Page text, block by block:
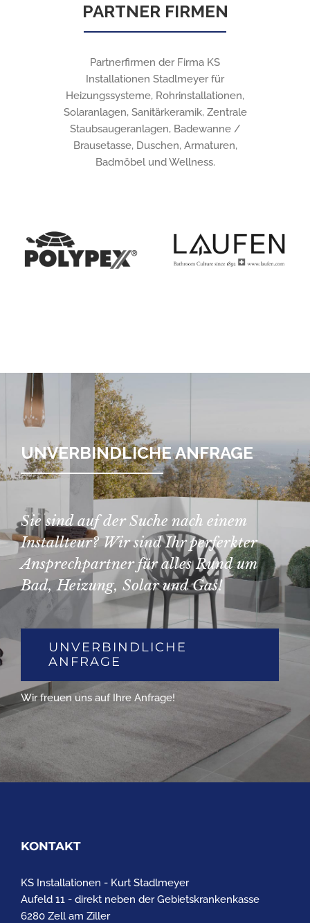
PARTNER FIRMEN
Partnerfirmen der Firma KS
Installationen Stadlmeyer für
Heizungssysteme, Rohrinstallationen,
Solaranlagen, Sanitärkeramik, Zentrale
Staubsaugeranlagen, Badewanne /
Brausetasse, Duschen, Armaturen,
Badmöbel und Wellness.
UNVERBINDLICHE ANFRAGE
Sie sind auf der Suche nach einem
Installteur? Wir sind Ihr perferkter
Ansprechpartner für alles Rund um
Bad, Heizung, Solar und Gas!
UNVERBINDLICHE
ANFRAGE
Wir freuen uns auf Ihre Anfrage!
KONTAKT
KS Installationen - Kurt Stadlmeyer
Aufeld 11 - direkt neben der Gebietskrankenkasse
6280 Zell am Ziller